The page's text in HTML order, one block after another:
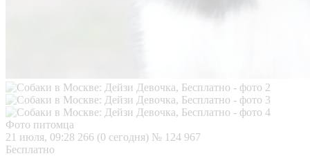
Фото питомца
21 июля, 09:28 266 (0 сегодня) № 124 967
Бесплатно